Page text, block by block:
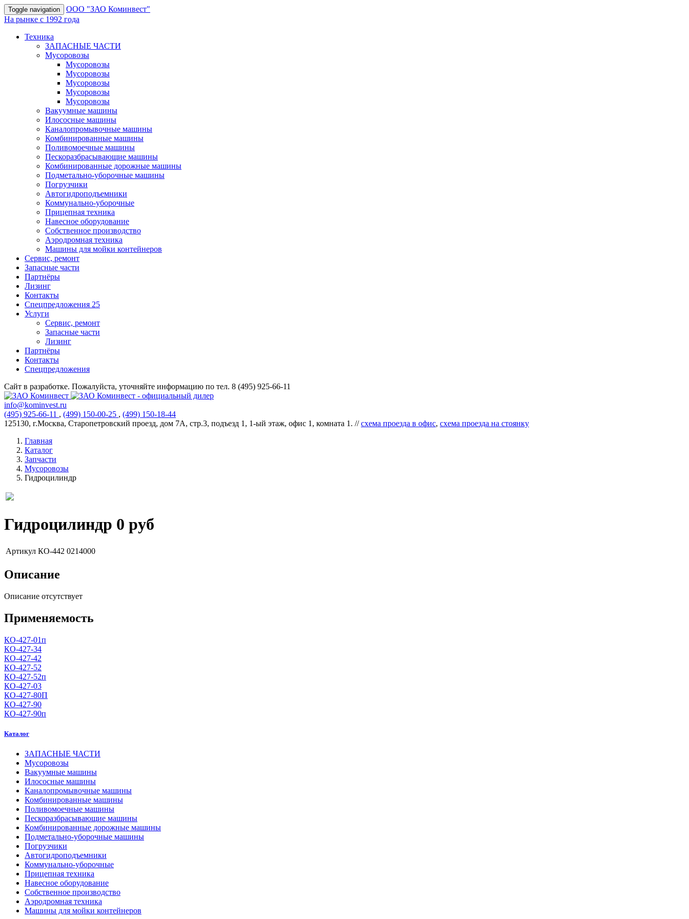
Toggle navigation
OOO "ЗАО Коминвест"
На рынке с 1992 года
Техника
ЗАПАСНЫЕ ЧАСТИ
Мусоровозы
Мусоровозы
Мусоровозы
Мусоровозы
Мусоровозы
Мусоровозы
Вакуумные машины
Илососные машины
Каналопромывочные машины
Комбинированные машины
Поливомоечные машины
Пескоразбрасывающие машины
Комбинированные дорожные машины
Подметально-уборочные машины
Погрузчики
Автогидроподъемники
Коммунально-уборочные
Прицепная техника
Навесное оборудование
Собственное производство
Аэродромная техника
Машины для мойки контейнеров
Сервис, ремонт
Запасные части
Партнёры
Лизинг
Контакты
Спецпредложения 25
Услуги
Сервис, ремонт
Запасные части
Лизинг
Партнёры
Контакты
Спецпредложения
Сайт в разработке. Пожалуйста, уточняйте информацию по тел. 8 (495) 925-66-11
info@kominvest.ru
(495) 925-66-11 , (499) 150-00-25 , (499) 150-18-44
125130, г.Москва, Старопетровский проезд, дом 7А, стр.3, подъезд 1, 1-ый этаж, офис 1, комната 1. //схема проезда в офис, схема проезда на стоянку
Главная
Каталог
Запчасти
Мусоровозы
Гидроцилиндр
Гидроцилиндр 0 руб
Артикул КО-442 0214000
Описание
Описание отсутствует
Применяемость
КО-427-01п
КО-427-34
КО-427-42
КО-427-52
КО-427-52п
КО-427-03
КО-427-80П
КО-427-90
КО-427-90п
Каталог
ЗАПАСНЫЕ ЧАСТИ
Мусоровозы
Вакуумные машины
Илососные машины
Каналопромывочные машины
Комбинированные машины
Поливомоечные машины
Пескоразбрасывающие машины
Комбинированные дорожные машины
Подметально-уборочные машины
Погрузчики
Автогидроподъемники
Коммунально-уборочные
Прицепная техника
Навесное оборудование
Собственное производство
Аэродромная техника
Машины для мойки контейнеров